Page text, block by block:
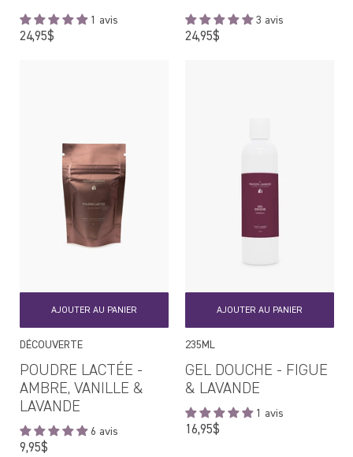
1 avis
24,95$Prix
3 avis
24,95$Prix
AJOUTER AU PANIER
DÉCOUVERTE
POUDRE LACTÉE -
AMBRE, VANILLE &
LAVANDE
6 avis
9,95$Prix
AJOUTER AU PANIER
235ML
GEL DOUCHE - FIGUE
& LAVANDE
1 avis
16,95$Prix